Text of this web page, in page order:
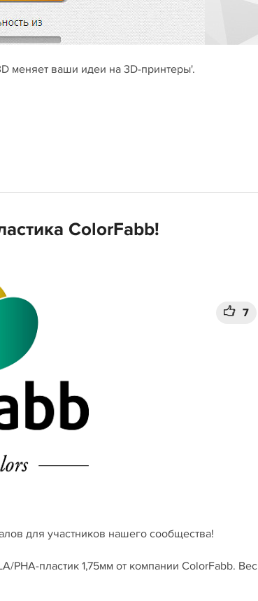
меняет ваши идеи на 3D-принтеры'.
ColorFabb!
7
для участников нашего сообщества!
PHA-пластик 1,75мм от компании ColorFabb. Вес